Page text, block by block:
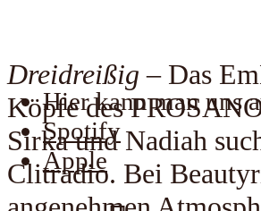
Hier kann man uns
Spotify
Apple
Dreidreißig – Das
Köpfe des
Sirka und Nadiah
Clitradio. Bei